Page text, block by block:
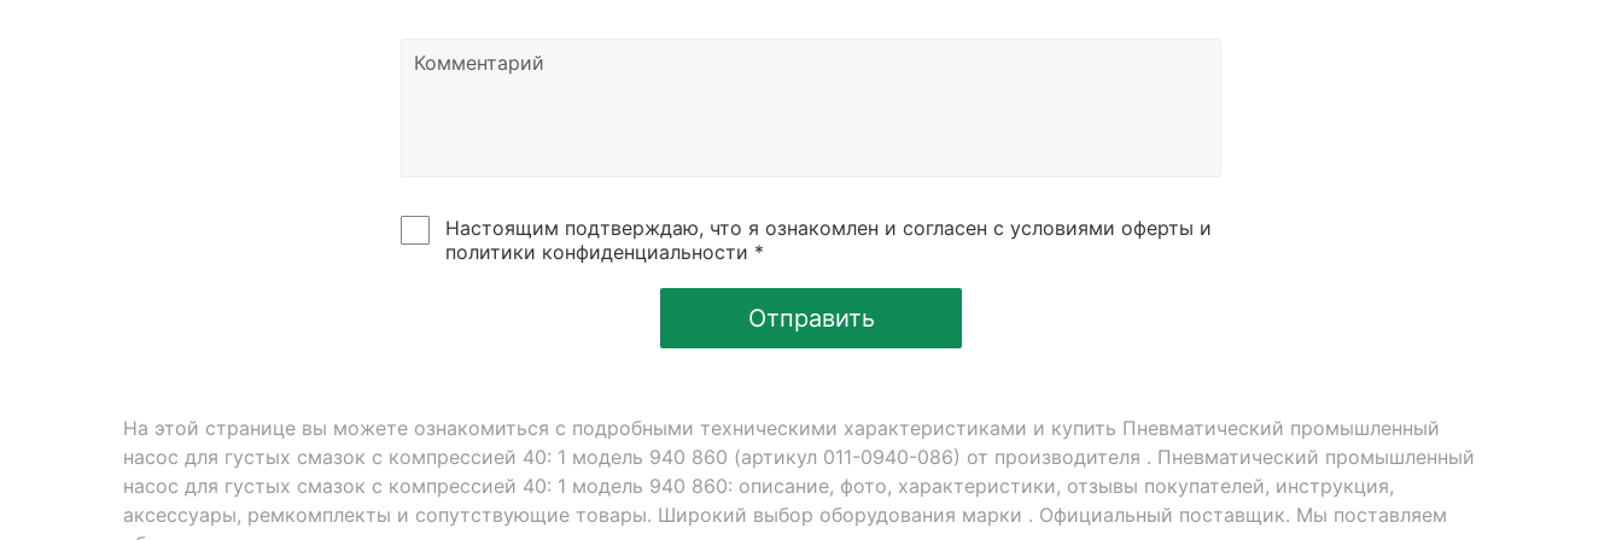
Настоящим подтверждаю, что я ознакомлен и согласен с условиями оферты и
политики конфиденциальности *
Отправить
На этой странице вы можете ознакомиться с подробными техническими характеристиками и купить Пневматический промышленный
насос для густых смазок с компрессией 40: 1 модель 940 860 (артикул 011-0940-086) от производителя . Пневматический промышленный
насос для густых смазок с компрессией 40: 1 модель 940 860: описание, фото, характеристики, отзывы покупателей, инструкция,
аксессуары, ремкомплекты и сопутствующие товары. Широкий выбор оборудования марки . Официальный поставщик. Мы поставляем